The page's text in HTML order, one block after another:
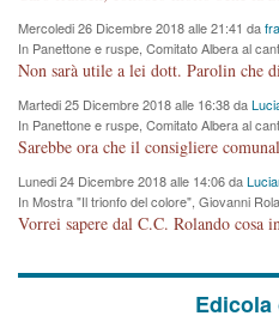
Mercoledi 26 Dicembre 2018 alle 21:41 da
In Panettone e ruspe, Comitato Albera al
cronoprogramma"
Martedi 25 Dicembre 2018 alle 16:38 da
In Panettone e ruspe, Comitato Albera al
cronoprogramma"
Lunedi 24 Dicembre 2018 alle 14:06 da
In Mostra "Il trionfo del colore", Giovanni